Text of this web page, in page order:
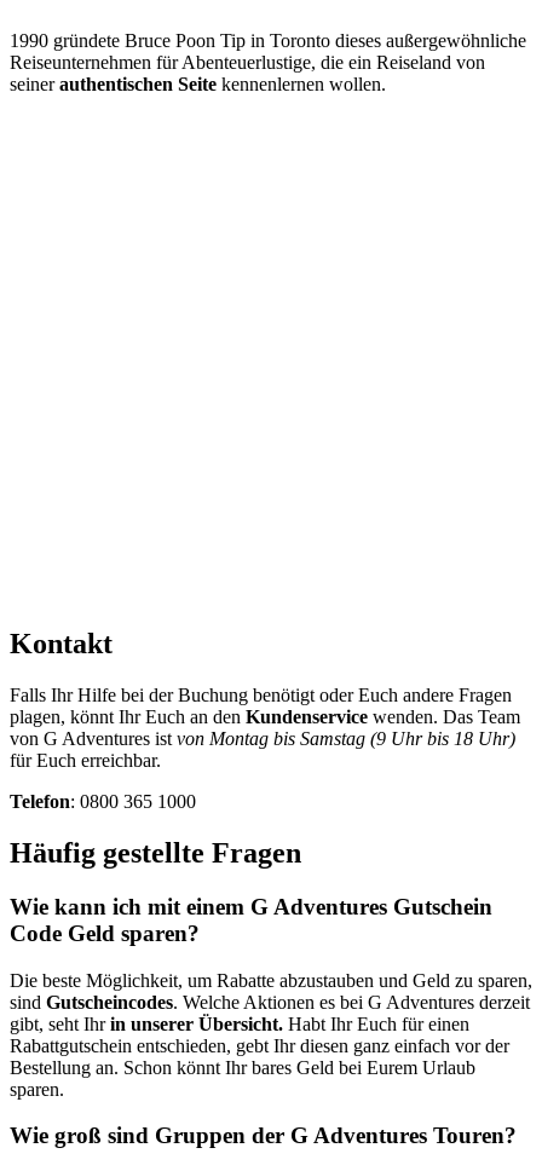
1990 gründete Bruce Poon Tip in Toronto dieses außergewöhnliche
Reiseunternehmen für Abenteuerlustige, die ein Reiseland von
seinerauthentischen Seite kennenlernen wollen.
Kontakt
Falls Ihr Hilfe bei der Buchung benötigt oder Euch andere Fragen
plagen, könnt Ihr Euch an den Kundenservice wenden. Das Team
von G Adventures ist von Montag bis Samstag (9 Uhr bis 18 Uhr)
für Euch erreichbar.
Telefon: 0800 365 1000
Häufig gestellte Fragen
Wie kann ich mit einem G Adventures Gutschein
Code Geld sparen?
Die beste Möglichkeit, um Rabatte abzustauben und Geld zu sparen,
sind Gutscheincodes. Welche Aktionen es bei G Adventures derzeit
gibt, seht Ihrin unserer Übersicht. Habt Ihr Euch für einen
Rabattgutschein entschieden, gebt Ihr diesen ganz einfach vor der
Bestellung an. Schon könnt Ihr bares Geld bei Eurem Urlaub
sparen.
Wie groß sind Gruppen der G Adventures Touren?